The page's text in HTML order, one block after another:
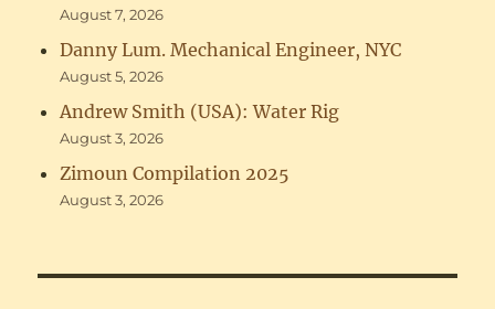
August 7, 2026
Danny Lum. Mechanical Engineer, NYC
August 5, 2026
Andrew Smith (USA): Water Rig
August 3, 2026
Zimoun Compilation 2025
August 3, 2026